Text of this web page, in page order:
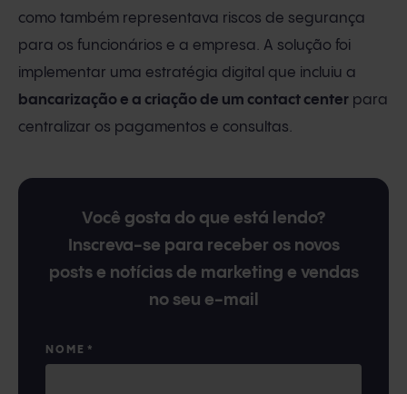
como também representava riscos de segurança
para os funcionários e a empresa. A solução foi
implementar uma estratégia digital que incluiu a
bancarização e a criação de um contact center para
centralizar os pagamentos e consultas.
Você gosta do que está lendo?
Inscreva-se para receber os novos
posts e notícias de marketing e vendas
no seu e-mail
NOME *